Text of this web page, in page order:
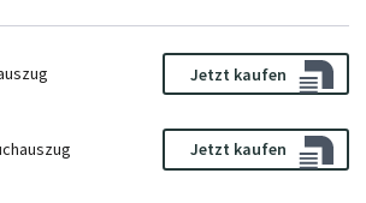
Jetzt kaufen
Jetzt kaufen